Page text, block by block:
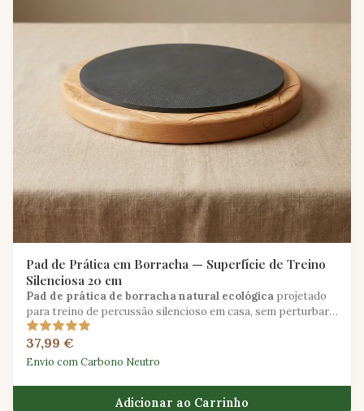
Pad de Prática em Borracha — Superfície de Treino
Silenciosa 20 cm
Pad de prática de borracha natural ecológica projetado
para treino de percussão silencioso em casa, sem perturbar o
seu lar.
37,99 €
Envio com Carbono Neutro
Adicionar ao Carrinho